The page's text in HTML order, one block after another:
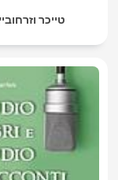
טייכר